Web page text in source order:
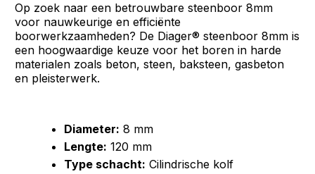
Op zoek naar een betrouwbare steenboor 8mm
voor nauwkeurige en efficiënte
boorwerkzaamheden? De Diager® steenboor 8mm is
een hoogwaardige keuze voor het boren in harde
materialen zoals beton, steen, baksteen, gasbeton
en pleisterwerk.
Diameter: 8 mm
Lengte: 120 mm
Type schacht: Cilindrische kolf